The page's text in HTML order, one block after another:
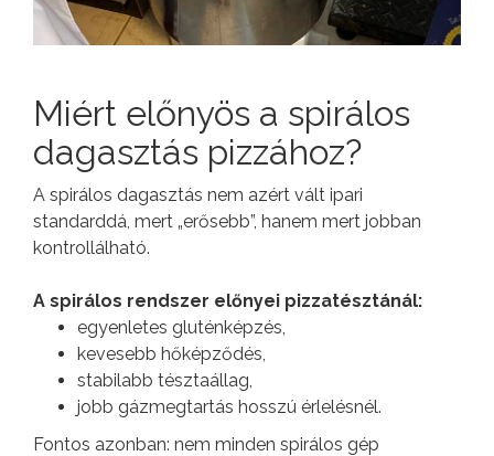
Miért előnyös a spirálos
dagasztás pizzához?
A spirálos dagasztás nem azért vált ipari
standarddá, mert „erősebb”, hanem mert jobban
kontrollálható.
A spirálos rendszer előnyei pizzatésztánál:
egyenletes gluténképzés,
kevesebb hőképződés,
stabilabb tésztaállag,
jobb gázmegtartás hosszú érlelésnél.
Fontos azonban: nem minden spirálos gép